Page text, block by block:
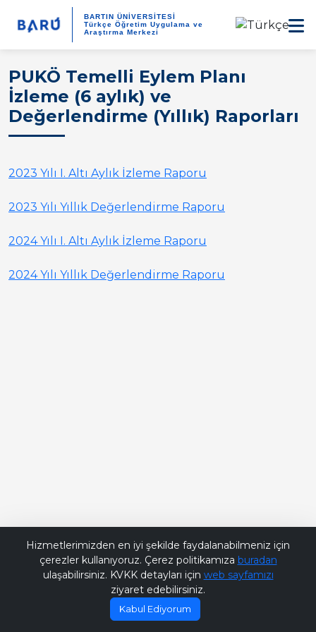
BARTIN ÜNİVERSİTESİ
Türkçe Öğretim Uygulama ve
Araştırma Merkezi
PUKÖ Temelli Eylem Planı
İzleme (6 aylık) ve
Değerlendirme (Yıllık) Raporları
2023 Yılı I. Altı Aylık İzleme Raporu
2023 Yılı Yıllık Değerlendirme Raporu
2024 Yılı I. Altı Aylık İzleme Raporu
2024 Yılı Yıllık Değerlendirme Raporu
Hizmetlerimizden en iyi şekilde faydalanabilmeniz için
çerezler kullanıyoruz. Çerez politikamıza buradan
ulaşabilirsiniz. KVKK detayları için web sayfamızı
ziyaret edebilirsiniz.
Kabul Ediyorum
Bana Soru Sor | Ask Me